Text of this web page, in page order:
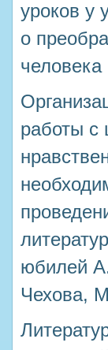
уроков у
о
человека
работы с
юбилей
Чехова,